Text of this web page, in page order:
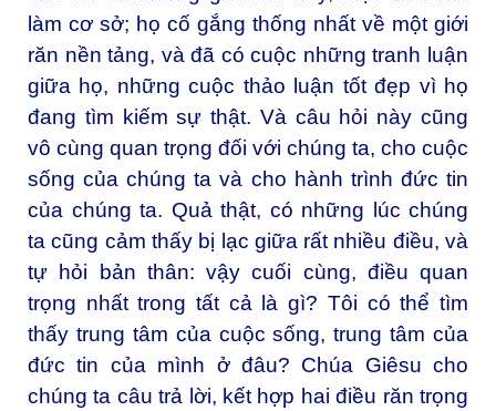
làm cơ sở; họ cố gắng thống nhất về một giới
răn nền tảng, và đã có cuộc những tranh luận
giữa họ, những cuộc thảo luận tốt đẹp vì họ
đang tìm kiếm sự thật. Và câu hỏi này cũng
vô cùng quan trọng đối với chúng ta, cho cuộc
sống của chúng ta và cho hành trình đức tin
của chúng ta. Quả thật, có những lúc chúng
ta cũng cảm thấy bị lạc giữa rất nhiều điều, và
tự hỏi bản thân: vậy cuối cùng, điều quan
trọng nhất trong tất cả là gì? Tôi có thể tìm
thấy trung tâm của cuộc sống, trung tâm của
đức tin của mình ở đâu? Chúa Giêsu cho
chúng ta câu trả lời, kết hợp hai điều răn trọng